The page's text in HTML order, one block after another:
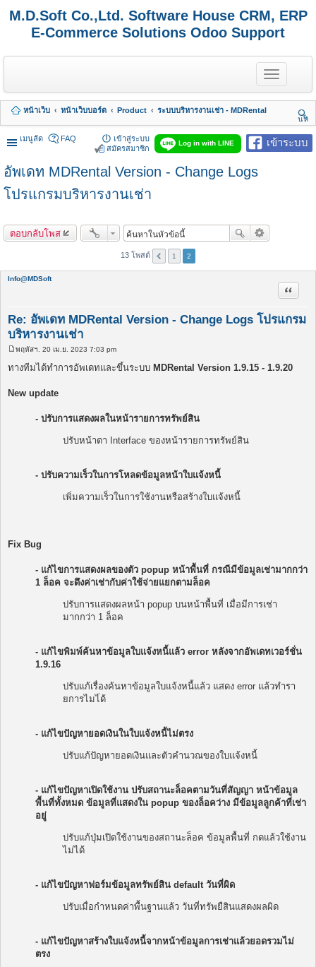
M.D.Soft Co.,Ltd. Software House CRM, ERP
E-Commerce Solutions Odoo Support
T
o
g
e
n
a
หน้าเว็บ หน้าเว็บบอร์ด Product
ระบบบริหารงานเช่า - MDRental
นห
า
เมนูลัด
เข้าระบบ
Log in with LINE
FAQ
เข้าสู่ระบบ
สมัครสมาชิก
อัพเดท MDRental Version - Change Logs
โปรแกรมบริหารงานเช่า
ตอบกลับโพส
13 โพสต์ 1 2
Info@MDSoft
Re: อัพเดท MDRental Version - Change Logs โปรแกรม
บริหารงานเช่า
อ้างคำ
พ
ส
พฤหัสฯ. 20 เม.ย. 2023 7:03 pm
ทางทีมได้ทำการอัพเดทและขึ้นระบบ MDRental Version 1.9.15 - 1.9.20
New update
- ปรับการแสดงผลในหน้ารายการทรัพย์สิน
ปรับหน้าตา Interface ของหน้ารายการทรัพย์สิน
- ปรับความเร็วในการโหลดข้อมูลหน้าใบแจ้งหนี้
เพิ่มความเร็วในการใช้งานหรือสร้างใบแจ้งหนี้
Fix Bug
- แก้ไขการแสดงผลของตัว popup หน้าพื้นที่ กรณีมีข้อมูลเช่ามากกว่า
1 ล็อค จะดึงค่าเช่ากับค่าใช้จ่ายแยกตามล็อค
ปรับการแสดงผลหน้า popup บนหน้าพื้นที่ เมื่อมีการเช่า
มากกว่า 1 ล็อค
- แก้ไขพิมพ์ค้นหาข้อมูลใบแจ้งหนี้แล้ว error หลังจากอัพเดทเวอร์ชั่น
1.9.16
ปรับแก้เรื่องค้นหาข้อมูลใบแจ้งหนี้แล้ว แสดง error แล้วทำรา
ยการไมไ่ด้
- แก้ไขปัญหายอดเงินในใบแจ้งหนี้ไม่ตรง
ปรับแก้ปัญหายอดเงินและตัวคำนวณของใบแจ้งหนี้
- แก้ไขปัญหาเปิดใช้งาน ปรับสถานะล็อคตามวันที่สัญญา หน้าข้อมูล
พื้นที่ทั้งหมด ข้อมูลที่แสดงใน popup ของล็อคว่าง มีข้อมูลลูกค้าที่เช่า
อยู่
ปรับแก้ปุ่มเปิดใช้งานของสถานะล็อค ข้อมูลพื้นที่ กดแล้วใช้งาน
ไม่ได้
- แก้ไขปัญหาฟอร์มข้อมูลทรัพย์สิน default วันที่ผิด
ปรับเมื่อกำหนดค่าพื้นฐานแล้ว วันที่ทรัพยืสินแสดงผลผิด
- แก้ไขปัญหาสร้างใบแจ้งหนี้จากหน้าข้อมูลการเช่าแล้วยอดรวมไม่
ตรง